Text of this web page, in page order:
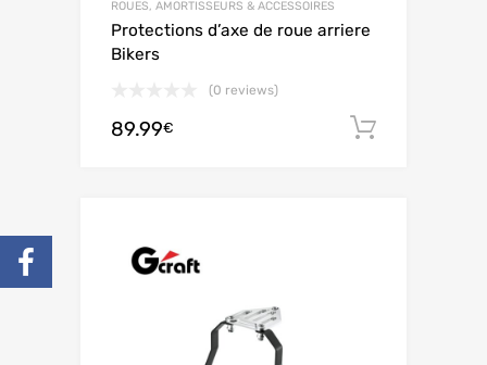
ROUES, AMORTISSEURS & ACCESSOIRES
Protections d’axe de roue arriere
Bikers
(0 reviews)
89.99€